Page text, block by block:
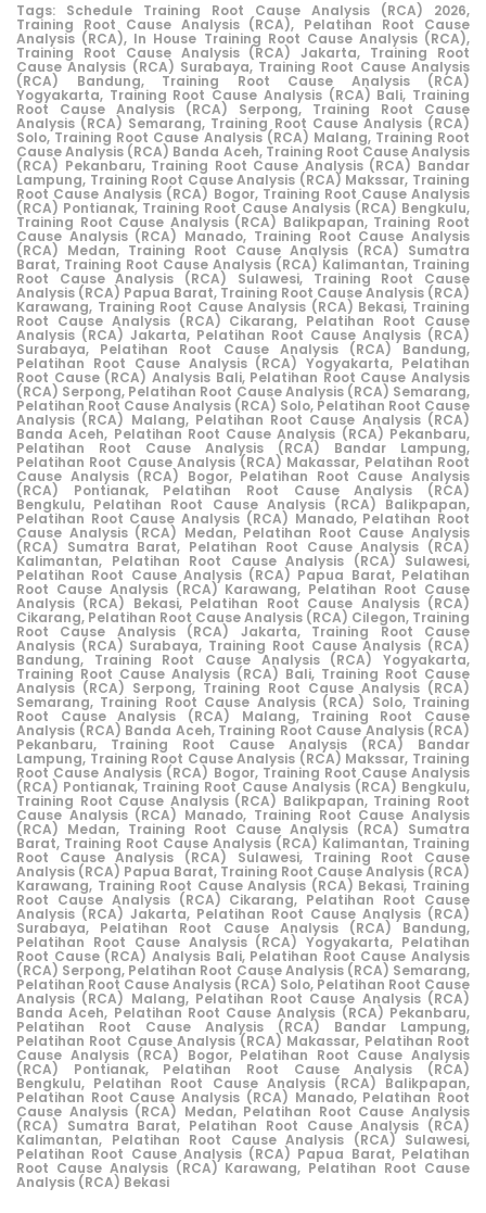
Tags: Schedule Training Root Cause Analysis (RCA) 2026,
Training Root Cause Analysis (RCA), Pelatihan Root Cause
Analysis (RCA), In House Training Root Cause Analysis (RCA),
Training Root Cause Analysis (RCA) Jakarta, Training Root
Cause Analysis (RCA) Surabaya, Training Root Cause Analysis
(RCA) Bandung, Training Root Cause Analysis (RCA)
Yogyakarta, Training Root Cause Analysis (RCA) Bali, Training
Root Cause Analysis (RCA) Serpong, Training Root Cause
Analysis (RCA) Semarang, Training Root Cause Analysis (RCA)
Solo, Training Root Cause Analysis (RCA) Malang, Training Root
Cause Analysis (RCA) Banda Aceh, Training Root Cause Analysis
(RCA) Pekanbaru, Training Root Cause Analysis (RCA) Bandar
Lampung, Training Root Cause Analysis (RCA) Makssar, Training
Root Cause Analysis (RCA) Bogor, Training Root Cause Analysis
(RCA) Pontianak, Training Root Cause Analysis (RCA) Bengkulu,
Training Root Cause Analysis (RCA) Balikpapan, Training Root
Cause Analysis (RCA) Manado, Training Root Cause Analysis
(RCA) Medan, Training Root Cause Analysis (RCA) Sumatra
Barat, Training Root Cause Analysis (RCA) Kalimantan, Training
Root Cause Analysis (RCA) Sulawesi, Training Root Cause
Analysis (RCA) Papua Barat, Training Root Cause Analysis (RCA)
Karawang, Training Root Cause Analysis (RCA) Bekasi, Training
Root Cause Analysis (RCA) Cikarang, Pelatihan Root Cause
Analysis (RCA) Jakarta, Pelatihan Root Cause Analysis (RCA)
Surabaya, Pelatihan Root Cause Analysis (RCA) Bandung,
Pelatihan Root Cause Analysis (RCA) Yogyakarta, Pelatihan
Root Cause (RCA) Analysis Bali, Pelatihan Root Cause Analysis
(RCA) Serpong, Pelatihan Root Cause Analysis (RCA) Semarang,
Pelatihan Root Cause Analysis (RCA) Solo, Pelatihan Root Cause
Analysis (RCA) Malang, Pelatihan Root Cause Analysis (RCA)
Banda Aceh, Pelatihan Root Cause Analysis (RCA) Pekanbaru,
Pelatihan Root Cause Analysis (RCA) Bandar Lampung,
Pelatihan Root Cause Analysis (RCA) Makassar, Pelatihan Root
Cause Analysis (RCA) Bogor, Pelatihan Root Cause Analysis
(RCA) Pontianak, Pelatihan Root Cause Analysis (RCA)
Bengkulu, Pelatihan Root Cause Analysis (RCA) Balikpapan,
Pelatihan Root Cause Analysis (RCA) Manado, Pelatihan Root
Cause Analysis (RCA) Medan, Pelatihan Root Cause Analysis
(RCA) Sumatra Barat, Pelatihan Root Cause Analysis (RCA)
Kalimantan, Pelatihan Root Cause Analysis (RCA) Sulawesi,
Pelatihan Root Cause Analysis (RCA) Papua Barat, Pelatihan
Root Cause Analysis (RCA) Karawang, Pelatihan Root Cause
Analysis (RCA) Bekasi, Pelatihan Root Cause Analysis (RCA)
Cikarang, Pelatihan Root Cause Analysis (RCA) Cilegon, Training
Root Cause Analysis (RCA) Jakarta, Training Root Cause
Analysis (RCA) Surabaya, Training Root Cause Analysis (RCA)
Bandung, Training Root Cause Analysis (RCA) Yogyakarta,
Training Root Cause Analysis (RCA) Bali, Training Root Cause
Analysis (RCA) Serpong, Training Root Cause Analysis (RCA)
Semarang, Training Root Cause Analysis (RCA) Solo, Training
Root Cause Analysis (RCA) Malang, Training Root Cause
Analysis (RCA) Banda Aceh, Training Root Cause Analysis (RCA)
Pekanbaru, Training Root Cause Analysis (RCA) Bandar
Lampung, Training Root Cause Analysis (RCA) Makssar, Training
Root Cause Analysis (RCA) Bogor, Training Root Cause Analysis
(RCA) Pontianak, Training Root Cause Analysis (RCA) Bengkulu,
Training Root Cause Analysis (RCA) Balikpapan, Training Root
Cause Analysis (RCA) Manado, Training Root Cause Analysis
(RCA) Medan, Training Root Cause Analysis (RCA) Sumatra
Barat, Training Root Cause Analysis (RCA) Kalimantan, Training
Root Cause Analysis (RCA) Sulawesi, Training Root Cause
Analysis (RCA) Papua Barat, Training Root Cause Analysis (RCA)
Karawang, Training Root Cause Analysis (RCA) Bekasi, Training
Root Cause Analysis (RCA) Cikarang, Pelatihan Root Cause
Analysis (RCA) Jakarta, Pelatihan Root Cause Analysis (RCA)
Surabaya, Pelatihan Root Cause Analysis (RCA) Bandung,
Pelatihan Root Cause Analysis (RCA) Yogyakarta, Pelatihan
Root Cause (RCA) Analysis Bali, Pelatihan Root Cause Analysis
(RCA) Serpong, Pelatihan Root Cause Analysis (RCA) Semarang,
Pelatihan Root Cause Analysis (RCA) Solo, Pelatihan Root Cause
Analysis (RCA) Malang, Pelatihan Root Cause Analysis (RCA)
Banda Aceh, Pelatihan Root Cause Analysis (RCA) Pekanbaru,
Pelatihan Root Cause Analysis (RCA) Bandar Lampung,
Pelatihan Root Cause Analysis (RCA) Makassar, Pelatihan Root
Cause Analysis (RCA) Bogor, Pelatihan Root Cause Analysis
(RCA) Pontianak, Pelatihan Root Cause Analysis (RCA)
Bengkulu, Pelatihan Root Cause Analysis (RCA) Balikpapan,
Pelatihan Root Cause Analysis (RCA) Manado, Pelatihan Root
Cause Analysis (RCA) Medan, Pelatihan Root Cause Analysis
(RCA) Sumatra Barat, Pelatihan Root Cause Analysis (RCA)
Kalimantan, Pelatihan Root Cause Analysis (RCA) Sulawesi,
Pelatihan Root Cause Analysis (RCA) Papua Barat, Pelatihan
Root Cause Analysis (RCA) Karawang, Pelatihan Root Cause
Analysis (RCA) Bekasi